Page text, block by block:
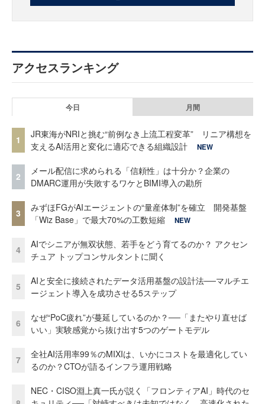
アクセスランキング
今日 月間
1
JR東海がNRIと挑む“前例なき上流工程変革” リニア構想を
支えるAI活用と変化に適応できる組織設計
NEW
2
メール配信に求められる「信頼性」は十分か？企業の
DMARC運用が失敗するワケとBIMI導入の勘所
3
みずほFGがAIエージェントの“量産体制”を確立 開発基盤
「Wiz Base」で最大70%の工数短縮
NEW
4
AIでシニアが無双状態、若手をどう育てるのか？ アクセン
チュア トップコンサルタントに聞く
5
AIと安全に接続されたデータ活用基盤の設計法──マルチエ
ージェント導入を成功させる5ステップ
6
なぜ“PoC疲れ”が蔓延しているのか？──「またやり直せば
いい」実験感覚から抜け出す5つのゲートモデル
7
全社AI活用率99％のMIXIは、いかにコストを最適化してい
るのか？CTOが語るインフラ運用戦略
NEC・CISO淵上真一氏が説く「フロンティアAI」時代のセ